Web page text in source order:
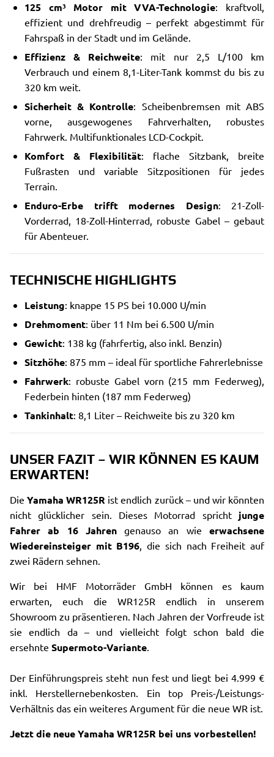
125 cm³ Motor mit VVA-Technologie: kraftvoll,
effizient und drehfreudig – perfekt abgestimmt für
Fahrspaß in der Stadt und im Gelände.
Effizienz & Reichweite: mit nur 2,5 L/100 km
Verbrauch und einem 8,1-Liter-Tank kommst du bis zu
320 km weit.
Sicherheit & Kontrolle: Scheibenbremsen mit ABS
vorne, ausgewogenes Fahrverhalten, robustes
Fahrwerk. Multifunktionales LCD-Cockpit.
Komfort & Flexibilität: flache Sitzbank, breite
Fußrasten und variable Sitzpositionen für jedes
Terrain.
Enduro-Erbe trifft modernes Design: 21-Zoll-
Vorderrad, 18-Zoll-Hinterrad, robuste Gabel – gebaut
für Abenteuer.
TECHNISCHE HIGHLIGHTS
Leistung: knappe 15 PS bei 10.000 U/min
Drehmoment: über 11 Nm bei 6.500 U/min
Gewicht: 138 kg (fahrfertig, also inkl. Benzin)
Sitzhöhe: 875 mm – ideal für sportliche Fahrerlebnisse
Fahrwerk: robuste Gabel vorn (215 mm Federweg),
Federbein hinten (187 mm Federweg)
Tankinhalt: 8,1 Liter – Reichweite bis zu 320 km
UNSER FAZIT – WIR KÖNNEN ES KAUM
ERWARTEN!
DieYamaha WR125R ist endlich zurück – und wir könnten
nicht glücklicher sein. Dieses Motorrad spricht junge
Fahrer ab 16 Jahrengenauso an wieerwachsene
Wiedereinsteiger mit B196, die sich nach Freiheit auf
zwei Rädern sehnen.
Wir bei HMF Motorräder GmbH können es kaum
erwarten, euch die WR125R endlich in unserem
Showroom zu präsentieren. Nach Jahren der Vorfreude ist
sie endlich da – und vielleicht folgt schon bald die
ersehnte Supermoto-Variante.
Der Einführungspreis steht nun fest und liegt bei 4.999 €
inkl. Herstellernebenkosten. Ein top Preis-/Leistungs-
Verhältnis das ein weiteres Argument für die neue WR ist.
Jetzt die neue Yamaha WR125R bei uns vorbestellen!